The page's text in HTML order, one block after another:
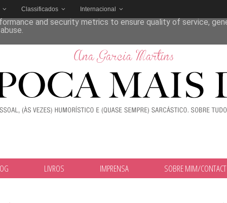
Classificados Internacional
LIVROS IMPRENSA SOBRE MIM/
its services and to analyze traffic. Your IP address and
and security metrics to ensure quality of service,